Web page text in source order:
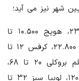
شهر نیز می آید؛
هر کیلو گرم گوجه فرنگی ۱۵.۹۰۰ تا ۲۳، هویج ۱۰.۵۰۰ تا
۱۲.۸۰۰، کاهو ۱۴.۵۰۰ تا ۲۵، کدو ۲۱ تا ۲۲.۸۰۰، کرفس ۱۲ تا
۲۴.۸۰۰، کلم پیچ ۷.۵۰۰ تا ۱۵.۸۰۰، کلم بروکلی ۲۰ تا ۶۸،
خیار ۲۰ تا ۲۹.۸۰۰، لیمو ترش ۳۷ تا ۱۲۰، لوبیا سبز ۳۲ تا